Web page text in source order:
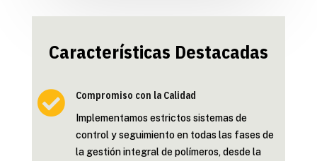
Características Destacadas
 Compromiso con la Calidad
Implementamos estrictos sistemas de
control y seguimiento en todas las fases de
la gestión integral de polímeros, desde la